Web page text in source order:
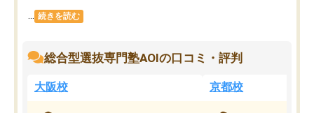
続きを読む
総合型選抜専門塾AOIの口コミ・評判
大阪校 京都校